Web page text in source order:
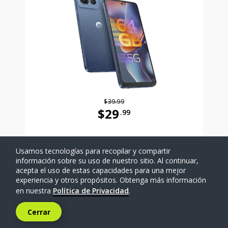
$39.99
$29 .99
SELECCIONAR TELÉFONO
Comparar
Usamos tecnologías para recopilar y compartir
información sobre su uso de nuestro sitio. Al continuar,
acepta el uso de estas capacidades para una mejor
experiencia y otros propósitos. Obtenga más información
en nuestra Política de Privacidad.
Cerrar